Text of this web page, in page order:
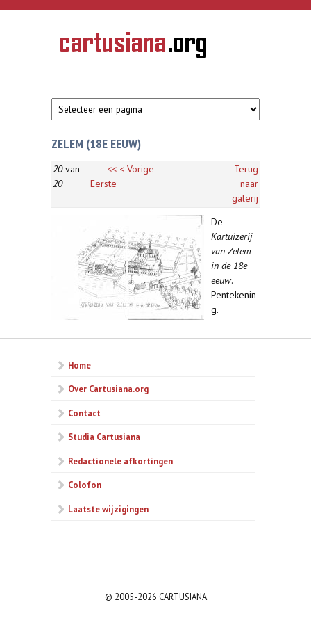
Overslaan en naar de inhoud gaan
CARTUSIANA
Geschiedenis
van de
ZELEM (18E EEUW)
20van
20
<<
Eerste
< Vorige
Terug
naar
galerij
De
Kartuizerij
van Zelem
in de 18e
eeuw.
Pentekenin
g.
Home
Over Cartusiana.org
Contact
Studia Cartusiana
Redactionele afkortingen
Colofon
Laatste wijzigingen
© 2005-2026 CARTUSIANA